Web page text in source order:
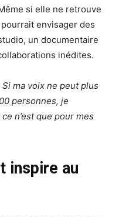
si elle ne retrouve
envisager des
un documentaire
inédites.
Si ma voix ne peut plus
personnes, je
n’est que pour mes
inspire au